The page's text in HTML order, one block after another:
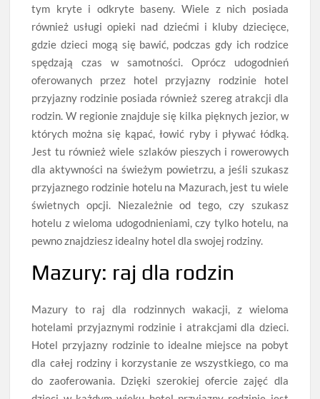
tym kryte i odkryte baseny. Wiele z nich posiada
również usługi opieki nad dziećmi i kluby dziecięce,
gdzie dzieci mogą się bawić, podczas gdy ich rodzice
spędzają czas w samotności. Oprócz udogodnień
oferowanych przez hotel przyjazny rodzinie hotel
przyjazny rodzinie posiada również szereg atrakcji dla
rodzin. W regionie znajduje się kilka pięknych jezior, w
których można się kąpać, łowić ryby i pływać łódką.
Jest tu również wiele szlaków pieszych i rowerowych
dla aktywności na świeżym powietrzu, a jeśli szukasz
przyjaznego rodzinie hotelu na Mazurach, jest tu wiele
świetnych opcji. Niezależnie od tego, czy szukasz
hotelu z wieloma udogodnieniami, czy tylko hotelu, na
pewno znajdziesz idealny hotel dla swojej rodziny.
Mazury: raj dla rodzin
Mazury to raj dla rodzinnych wakacji, z wieloma
hotelami przyjaznymi rodzinie i atrakcjami dla dzieci.
Hotel przyjazny rodzinie to idealne miejsce na pobyt
dla całej rodziny i korzystanie ze wszystkiego, co ma
do zaoferowania. Dzięki szerokiej ofercie zajęć dla